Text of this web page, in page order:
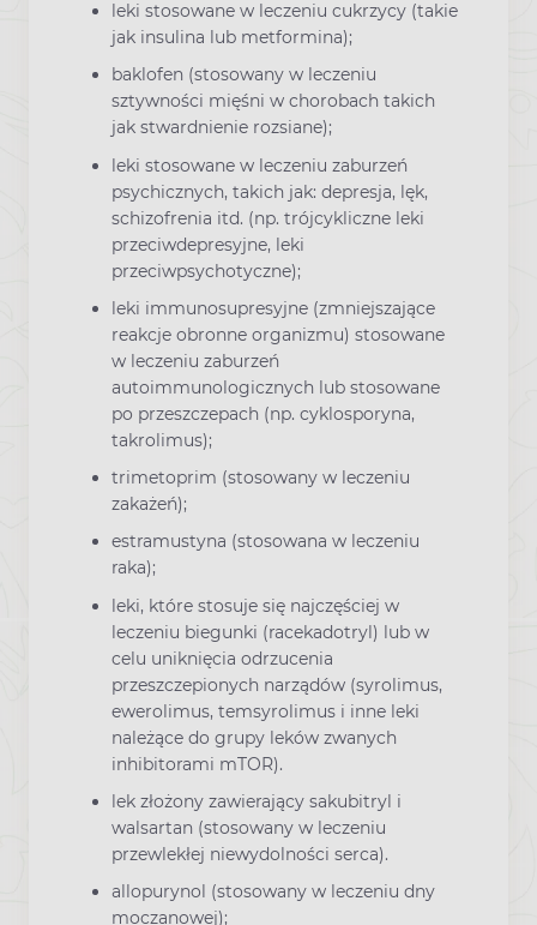
leki stosowane w leczeniu cukrzycy (takie
jak insulina lub metformina);
baklofen (stosowany w leczeniu
sztywności mięśni w chorobach takich
jak stwardnienie rozsiane);
leki stosowane w leczeniu zaburzeń
psychicznych, takich jak: depresja, lęk,
schizofrenia itd. (np. trójcykliczne leki
przeciwdepresyjne, leki
przeciwpsychotyczne);
leki immunosupresyjne (zmniejszające
reakcje obronne organizmu) stosowane
w leczeniu zaburzeń
autoimmunologicznych lub stosowane
po przeszczepach (np. cyklosporyna,
takrolimus);
trimetoprim (stosowany w leczeniu
zakażeń);
estramustyna (stosowana w leczeniu
raka);
leki, które stosuje się najczęściej w
leczeniu biegunki (racekadotryl) lub w
celu uniknięcia odrzucenia
przeszczepionych narządów (syrolimus,
ewerolimus, temsyrolimus i inne leki
należące do grupy leków zwanych
inhibitorami mTOR).
lek złożony zawierający sakubitryl i
walsartan (stosowany w leczeniu
przewlekłej niewydolności serca).
allopurynol (stosowany w leczeniu dny
moczanowej);